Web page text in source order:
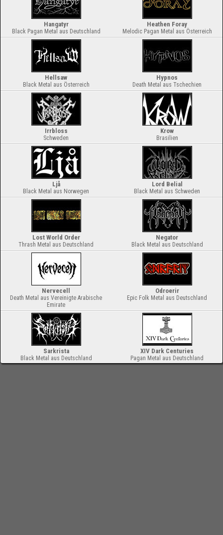
Hangatyr
Black Pagan Metal aus Deutschland
Heathen Foray
Melodic Pagan Metal aus Österreich
Hellsaw
Black Metal aus Österreich
Hypnos
Death Metal aus Tschechien
Irrbloss
Schweden
Krow
Brasilien
Ljå
Black Metal aus Norwegen
Lord Belial
Black Metal aus Schweden
Lost World Order
Thrash Metal aus Deutschland
Negator
Black Metal aus Deutschland
Nervecell
Death Metal aus Vereinigte Arabische
Emirate
Odroerir
Epic Folk Metal aus Deutschland
Sarkrista
Black Metal aus Deutschland
XIV Dark Centuries
Pagan Metal aus Deutschland